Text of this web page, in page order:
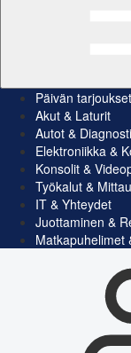
Päivän tarjoukset
Akut & Laturit
Autot &
Elektroniikka &
Konsolit &
Työkalut &
IT & Yhteydet
Juottaminen &
Matkapuhelimet